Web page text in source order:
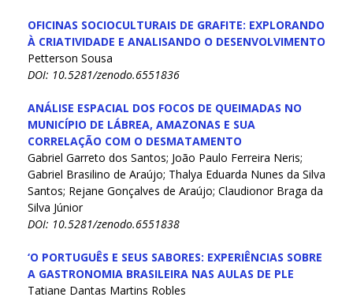
OFICINAS SOCIOCULTURAIS DE GRAFITE: EXPLORANDO
À CRIATIVIDADE E ANALISANDO O DESENVOLVIMENTO
Petterson Sousa
DOI: 10.5281/zenodo.6551836
ANÁLISE ESPACIAL DOS FOCOS DE QUEIMADAS NO
MUNICÍPIO DE LÁBREA, AMAZONAS E SUA
CORRELAÇÃO COM O DESMATAMENTO
Gabriel Garreto dos Santos; João Paulo Ferreira Neris;
Gabriel Brasilino de Araújo; Thalya Eduarda Nunes da Silva
Santos; Rejane Gonçalves de Araújo; Claudionor Braga da
Silva Júnior
DOI: 10.5281/zenodo.6551838
‘O PORTUGUÊS E SEUS SABORES: EXPERIÊNCIAS SOBRE
A GASTRONOMIA BRASILEIRA NAS AULAS DE PLE
Tatiane Dantas Martins Robles